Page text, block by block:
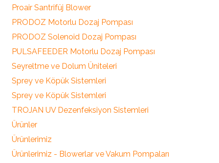
Proair Santrifüj Blower
PRODOZ Motorlu Dozaj Pompası
PRODOZ Solenoid Dozaj Pompası
PULSAFEEDER Motorlu Dozaj Pompası
Seyreltme ve Dolum Üniteleri
Sprey ve Köpük Sistemleri
Sprey ve Köpük Sistemleri
TROJAN UV Dezenfeksiyon Sistemleri
Ürünler
Ürünlerimiz
Ürünlerimiz - Blowerlar ve Vakum Pompaları